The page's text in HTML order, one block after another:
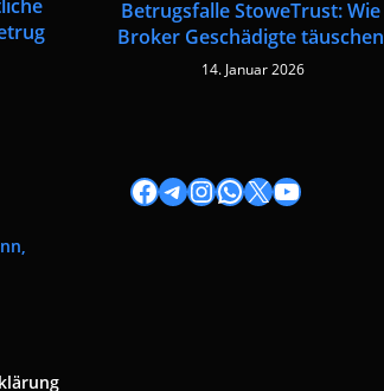
Betrugsfalle StoweTrust: Wie
Broker Geschädigte täuschen
14. Januar 2026
Facebook
Telegram
Instagram
WhatsApp
X YouTube